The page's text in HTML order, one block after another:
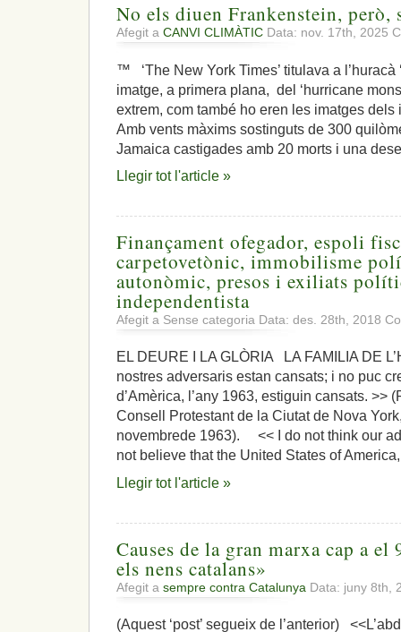
No els diuen Frankenstein, però,
Afegit a CANVI CLIMÀTIC Data: nov. 17th, 2025
™ ‘The New York Times’ titulava a l’huracà
imatge, a primera plana, del ‘hurricane
extrem, com també ho eren les imatges
Amb vents màxims sostinguts de 300
Jamaica castigades amb 20 morts i una
Llegir tot l'article »
Finançament ofegador, espoli
carpetovetònic, immobilisme
autonòmic, presos i exiliats
independentista
Afegit a Sense categoria Data: des. 28th, 2018
EL DEURE I LA GLÒRIA LA FAMILIA DE
nostres adversaris estan cansats; i no puc
d’Amèrica, l’any 1963, estiguin cansats. >>
Consell Protestant de la Ciutat de Nova
novembrede 1963). << I do not think our
not believe that the United States of
Llegir tot l'article »
Causes de la gran marxa cap a
els nens catalans»
Afegit a sempre contra Catalunya Data: juny 8th,
(Aquest ‘post’ segueix de l’anterior)